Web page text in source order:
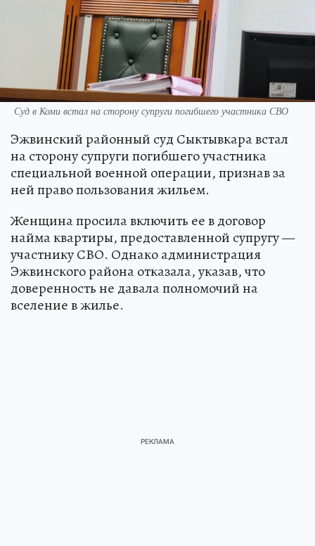
Суд в Коми встал на сторону супруги погибшего участника СВО
Эжвинский районный суд Сыктывкара встал
на сторону супруги погибшего участника
специальной военной операции, признав за
ней право пользования жильем.
Женщина просила включить ее в договор
найма квартиры, предоставленной супругу —
участнику СВО. Однако администрация
Эжвинского района отказала, указав, что
доверенность не давала полномочий на
вселение в жилье.